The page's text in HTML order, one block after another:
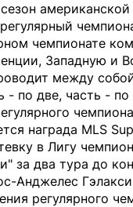
американской
чемпионате
Западную и
между
- по две, часть -
награда MLS
в Лигу
за два тура до
Анджелес
регулярного